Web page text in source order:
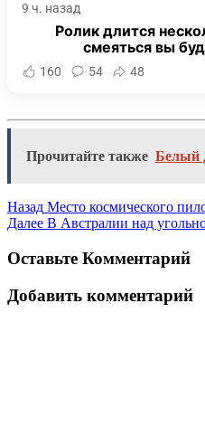
9 ч. назад
Ролик длится
смеяться вы
160 54 48
Прочитайте также Белый
Назад Место космического
Далее В Австралии над
Оставьте Комментарий
Добавить комментарий